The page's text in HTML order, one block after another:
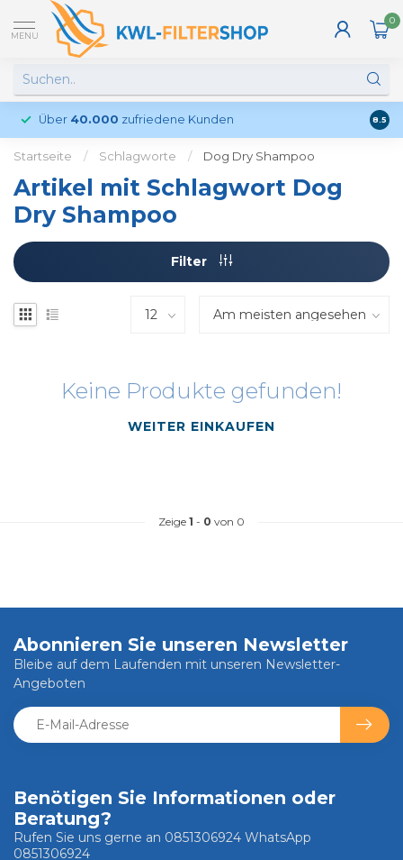
MENU
0
Über 40.000 zufriedene Kunden 8.5
Startseite / Schlagworte / Dog Dry Shampoo
Artikel mit Schlagwort Dog
Dry Shampoo
Filter
Keine Produkte gefunden!
WEITER EINKAUFEN
Zeige 1 - 0 von 0
Benötigen Sie Informationen oder
Beratung?
Rufen Sie uns gerne an 0851306924 WhatsApp
0851306924
Abonnieren Sie unseren Newsletter
Bleibe auf dem Laufenden mit unseren Newsletter-
Angeboten